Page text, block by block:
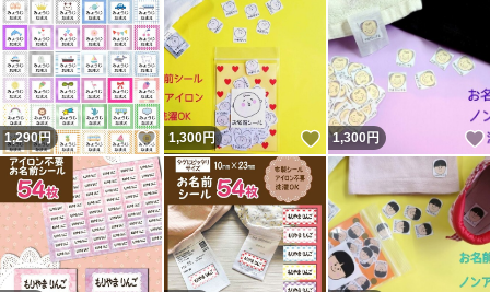
1,290円 いいね！
1,300円 いいね！
1,300円